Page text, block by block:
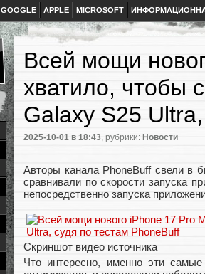
GOOGLE APPLE MICROSOFT
Всей мощи
хватило, чтобы
Galaxy S25
2025-10-01 в 18:43, рубрики: Новости
Авторы канала PhoneBuff свели в
сравнивали по скорости запуска
непосредственно запуска
Скриншот видео источника
Что интересно, именно эти